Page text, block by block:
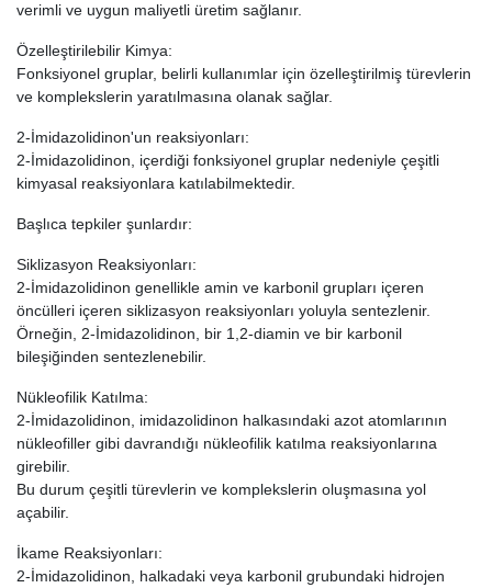
verimli ve uygun maliyetli üretim sağlanır.
Özelleştirilebilir Kimya:
Fonksiyonel gruplar, belirli kullanımlar için özelleştirilmiş türevlerin
ve komplekslerin yaratılmasına olanak sağlar.
2-İmidazolidinon'un reaksiyonları:
2-İmidazolidinon, içerdiği fonksiyonel gruplar nedeniyle çeşitli
kimyasal reaksiyonlara katılabilmektedir.
Başlıca tepkiler şunlardır:
Siklizasyon Reaksiyonları:
2-İmidazolidinon genellikle amin ve karbonil grupları içeren
öncülleri içeren siklizasyon reaksiyonları yoluyla sentezlenir.
Örneğin, 2-İmidazolidinon, bir 1,2-diamin ve bir karbonil
bileşiğinden sentezlenebilir.
Nükleofilik Katılma:
2-İmidazolidinon, imidazolidinon halkasındaki azot atomlarının
nükleofiller gibi davrandığı nükleofilik katılma reaksiyonlarına
girebilir.
Bu durum çeşitli türevlerin ve komplekslerin oluşmasına yol
açabilir.
İkame Reaksiyonları:
2-İmidazolidinon, halkadaki veya karbonil grubundaki hidrojen